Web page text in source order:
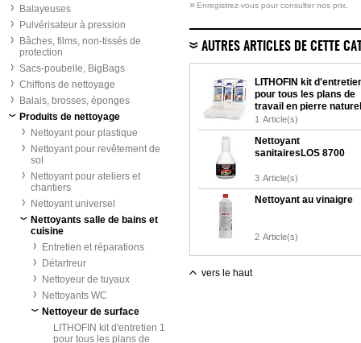
Balayeuses
Pulvérisateur à pression
Bâches, films, non-tissés de
protection
Sacs-poubelle, BigBags
Chiffons de nettoyage
Balais, brosses, éponges
Produits de nettoyage
Nettoyant pour plastique
Nettoyant pour revêtement de
sol
Nettoyant pour ateliers et
chantiers
Nettoyant universel
Nettoyants salle de bains et
cuisine
Entretien et réparations
Détartreur
Nettoyeur de tuyaux
Nettoyants WC
Nettoyeur de surface
LITHOFIN kit d'entretien 1
pour tous les plans de
» Enregistrez-vous pour consulter nos prix.
AUTRES ARTICLES DE CETTE
LITHOFIN kit
pour tous les plans de
travail en pierre
1 Article(s)
Nettoyant
sanitairesLOS 8700
3 Article(s)
Nettoyant au vinaigre
2 Article(s)
vers le haut